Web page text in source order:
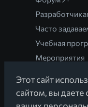
Часто
Учебная
Мероприятия
Этот сайт
сайтом, вы даете